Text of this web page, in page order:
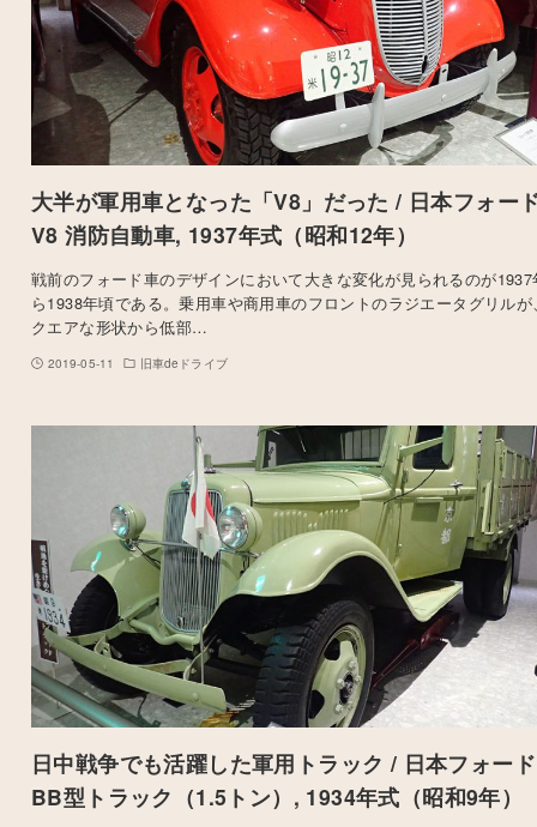
大半が軍用車となった「V8」だった / 日本フォー
V8 消防自動車, 1937年式（昭和12年）
戦前のフォード車のデザインにおいて大きな変化が見られるのが1937
ら1938年頃である。乗用車や商用車のフロントのラジエータグリルが
クエアな形状から低部…
2019-05-11 旧車deドライブ
日中戦争でも活躍した軍用トラック / 日本フォード
BB型トラック（1.5トン）, 1934年式（昭和9年）